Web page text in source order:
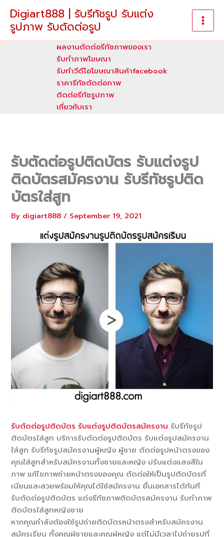
content
Digiart888 | รับรีทัชรูป รับแต่ง
รูปภาพ รับตัดต่อรูป
ผลงานตัดต่อรีทัชภาพของเรา
รับทําภาพโฆษณา
รับทำวีดีโอโฆษณาสินค้าfacebook
ราคารีทัชตัดต่อภาพ
ติดต่อรีทัชรูปภาพ
เกี่ยวกับเรา
รับตัดต่อรูปติดบัตร รับแต่งรูป
ติดบัตรสมัครงาน รับรีทัชรูปติด
บัตรใส่สูท
By digiart888/ September 19, 2021
รับตัดต่อรูปติดบัตร รับแต่งรูปติดบัตรสมัครงาน รับรีทัชรูป
ติดบัตรใส่สูท บริการรับตัดต่อรูปติดบัตร รับแต่งรูปสมัครงาน
ใส่สูท รับรีทัชรูปสมัครงานผู้หญิง ผู้ชาย ตัดต่อรูปหน้าตรงของ
คุณใส่สูทสำหรับสมัครงานทั้งชายและหญิง ปรับแต่งแสงสีใน
ภาพ แก้ไขภาพถ่ายหน้าตรงของคุณ ตัดต่อให้เป็นรูปติดบัตรที่
เนียนและสวยพร้อมให้คุณได้ใช้สมัครงาน ยื่นเอกสารได้ทันที
รับตัดต่อรูปติดบัตร แต่งรีทัชภาพติดบัตรสมัครงาน รับทำภาพ
ติดบัตรใส่สูทหญิงชาย
หากคุณกำลังต้องใช้รูปถ่ายติดบัตรหน้าตรงสำหรับสมัครงาน
สมัครเรียน ทั้งคุณผู้ชายและคุณผู้หญิง แต่ไม่มีเวลาไปถ่ายรูปที่